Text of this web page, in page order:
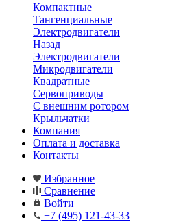
Компактные
Тангенциальные
Электродвигатели
Назад
Электродвигатели
Микродвигатели
Квадратные
Сервоприводы
С внешним ротором
Крыльчатки
Компания
Оплата и доставка
Контакты
Избранное
Сравнение
Войти
+7 (495) 121-43-33